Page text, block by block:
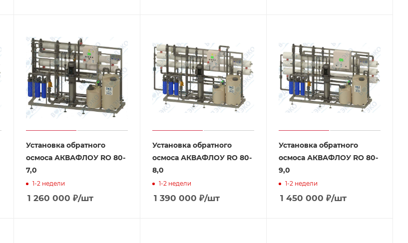
Установка обратного
осмоса АКВАФЛОУ RO 80-
7,0
1-2 недели
1 260 000 ₽/шт
Установка обратного
осмоса АКВАФЛОУ RO 80-
8,0
1-2 недели
1 390 000 ₽/шт
Установка обратного
осмоса АКВАФЛОУ RO 80-
9,0
1-2 недели
1 450 000 ₽/шт